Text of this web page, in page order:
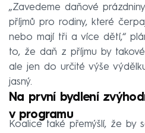
„Zavedeme daňové
příjmů pro rodiny, které
nebo mají tři a více dětí,“
to, že daň z příjmu by
ale jen do určité výše
jasný.
Na první bydlení
v programu
Koalice také přemýšlí, že by